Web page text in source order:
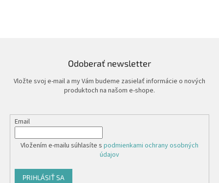
Odoberať newsletter
Vložte svoj e-mail a my Vám budeme zasielať informácie o nových
produktoch na našom e-shope.
Email
Vložením e-mailu súhlasíte s podmienkami ochrany osobných
údajov
PRIHLÁSIŤ SA